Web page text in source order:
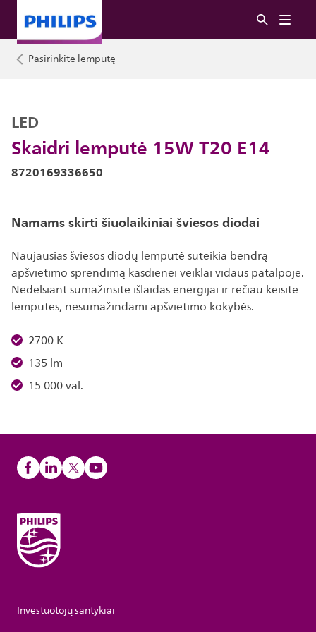
Pasirinkite lemputę
Skaidri lemputė 15W T20 E14
LED
8720169336650
Namams skirti šiuolaikiniai šviesos diodai
Naujausias šviesos diodų lemputė suteikia bendrą
apšvietimo sprendimą kasdienei veiklai vidaus patalpoje.
Nedelsiant sumažinsite išlaidas energijai ir rečiau keisite
lemputes, nesumažindami apšvietimo kokybės.
2700 K
135 lm
15 000 val.
Investuotojų santykiai